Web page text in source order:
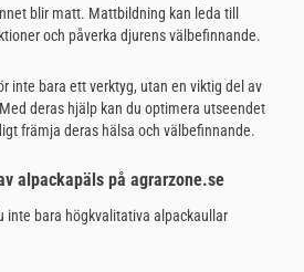
blir matt. Mattbildning kan leda till
och påverka djurens välbefinnande.
inte bara ett verktyg, utan en viktig del av
deras hjälp kan du optimera utseendet
främja deras hälsa och välbefinnande.
alpackapäls på agrarzone.se
inte bara högkvalitativa alpackaullar